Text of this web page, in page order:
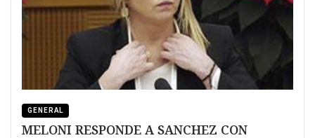
GENERAL
MELONI RESPONDE A SANCHEZ CON